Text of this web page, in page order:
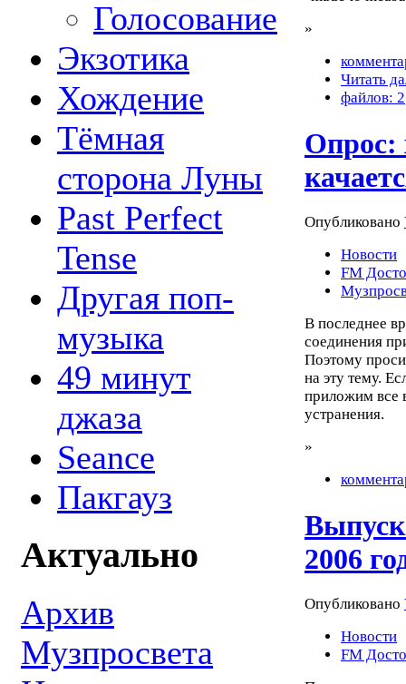
Голосование
Экзотика
Хождение
Тёмная
сторона Луны
Past Perfect
Tense
Другая поп-
музыка
49 минут
джаза
Seance
Пакгауз
Актуально
Архив
Музпросвета
»
Читать
файлов: 2
Опрос:
Опубликовано
Новости
FM
В последнее
соединения
Поэтому
на эту тему.
приложим все
устранения.
»
2006
Опубликовано
Новости
FM